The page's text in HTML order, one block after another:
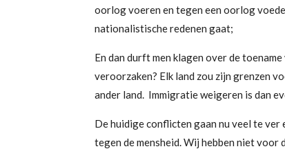
oorlog voeren en tegen een oorlog
nationalistische redenen gaat;
En dan durft men klagen over de
veroorzaken? Elk land zou zijn grenzen
ander land. Immigratie weigeren is dan
De huidige conflicten gaan nu veel te
tegen de mensheid. Wij hebben niet voor